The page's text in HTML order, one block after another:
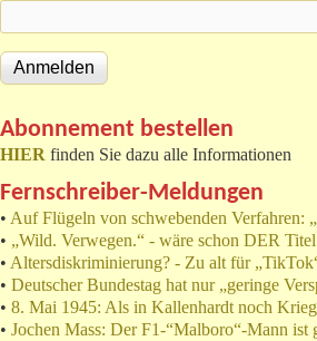
Abonnement bestellen
HIER finden Sie dazu alle Informationen
Fernschreiber-Meldungen
• Auf Flügeln von schwebenden Verfahren:
• „Wild. Verwegen.“ - wäre schon DER
• Altersdiskriminierung? - Zu alt für
• Deutscher Bundestag hat nur „geringe
• 8. Mai 1945: Als in Kallenhardt noch
• Jochen Mass: Der F1-“Malboro“-Mann ist